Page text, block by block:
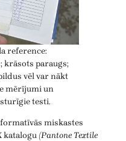
reference:
krāsots paraugs;
vēl var nākt
mērījumi un
testi.
miskastes
katalogu (Pantone Textile